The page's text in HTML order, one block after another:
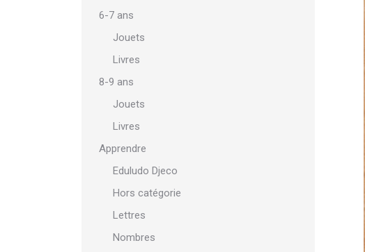
6-7 ans
Jouets
Livres
8-9 ans
Jouets
Livres
Apprendre
Eduludo Djeco
Hors catégorie
Lettres
Nombres